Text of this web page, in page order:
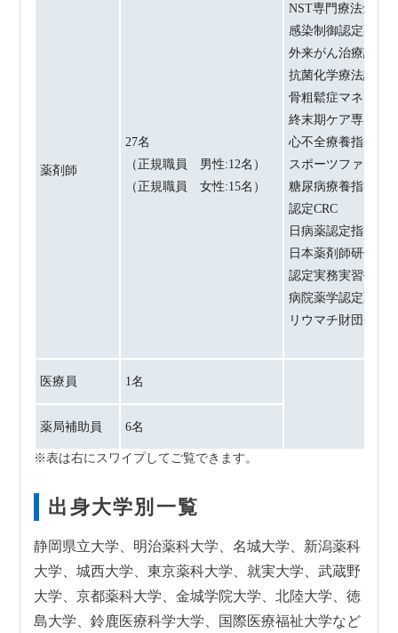
薬剤師
27名
（正規職員 男性:12名）
（正規職員 女性:15名）
NST専門療法士
感染制御認定薬剤
外来がん治療認定
抗菌化学療法認定
骨粗鬆症マネージ
終末期ケア専門士
心不全療養指導士
スポーツファーマ
糖尿病療養指導士
認定CRC
日病薬認定指導薬
日本薬剤師研修セ
認定実務実習指導
病院薬学認定薬剤
リウマチ財団登録
医療員 1名
薬局補助員 6名
出身大学別一覧
静岡県立大学、明治薬科大学、名城大学、新潟薬科
大学、城西大学、東京薬科大学、就実大学、武蔵野
大学、京都薬科大学、金城学院大学、北陸大学、徳
島大学、鈴鹿医療科学大学、国際医療福祉大学など